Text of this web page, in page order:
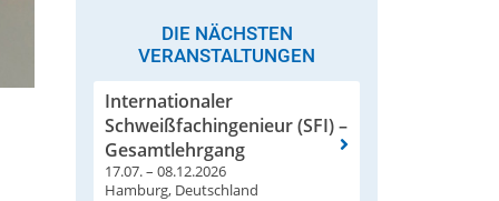
DIE NÄCHSTEN
VERANSTALTUNGEN
Internationaler
Schweißfachingenieur (SFI) –
Gesamtlehrgang
17.07. – 08.12.2026
Hamburg, Deutschland